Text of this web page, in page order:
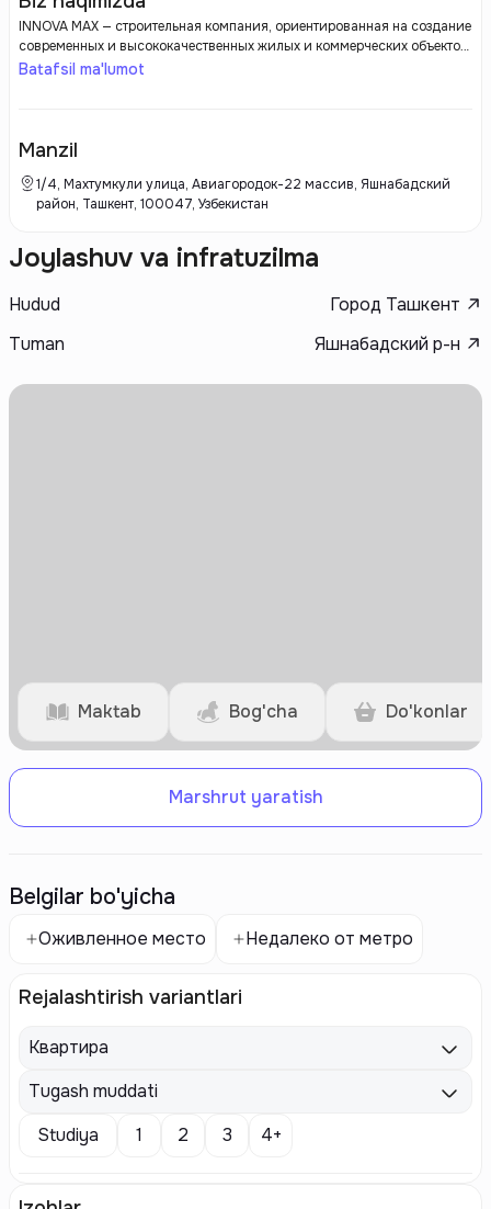
INNOVA MAX — строительная компания, ориентированная на создание
современных и высококачественных жилых и коммерческих объектов.
Застройщик известен своим инновационным подходом к
своих объектов. Компания стремится предложить своим клиентам
стандартам и требованиям, обеспечивая высокий уровень жизни и
удобства.
Batafsil ma'lumot
Manzil
1/4, Махтумкули улица, Авиагородок-22 массив, Яшнабадский
район, Ташкент, 100047, Узбекистан
Joylashuv va infratuzilma
Hudud
Город Ташкент
Tuman
Яшнабадский р-н
Maktab Bog'cha Do'konlar
Marshrut yaratish
Belgilar bo'yicha
Оживленное место Недалеко от метро
Rejalashtirish variantlari
Квартира
Tugash muddati
Studiya
1 2 3 4+